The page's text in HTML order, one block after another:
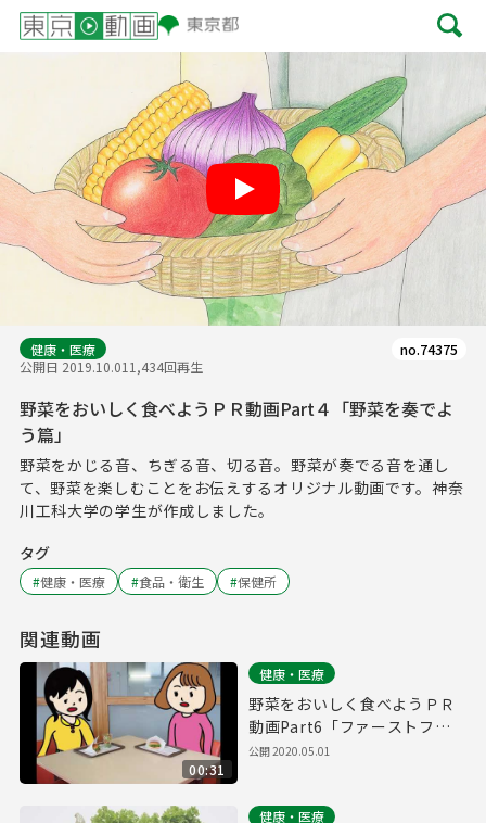
Play
健康・医療
公開日 2019.10.011,434回再生
no.74375
野菜をおいしく食べようＰＲ動画Part４「野菜を奏でよ
う篇」
野菜をかじる音、ちぎる音、切る音。野菜が奏でる音を通し
て、野菜を楽しむことをお伝えするオリジナル動画です。神奈
川工科大学の学生が作成しました。
タグ
#健康・医療 #食品・衛生 #保健所
関連動画
00:31
健康・医療
野菜をおいしく食べようＰＲ
動画Part6「ファーストフー
ド篇」
公開2020.05.01
健康・医療